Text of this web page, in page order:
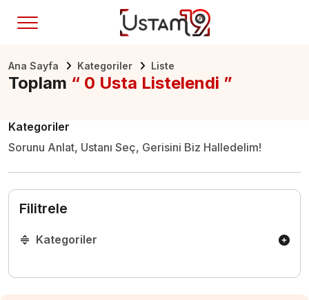
Ana Sayfa Kategoriler Liste
Toplam “ 0 Usta Listelendi ”
Kategoriler
Sorunu Anlat, Ustanı Seç, Gerisini Biz Halledelim!
Filitrele
Kategoriler